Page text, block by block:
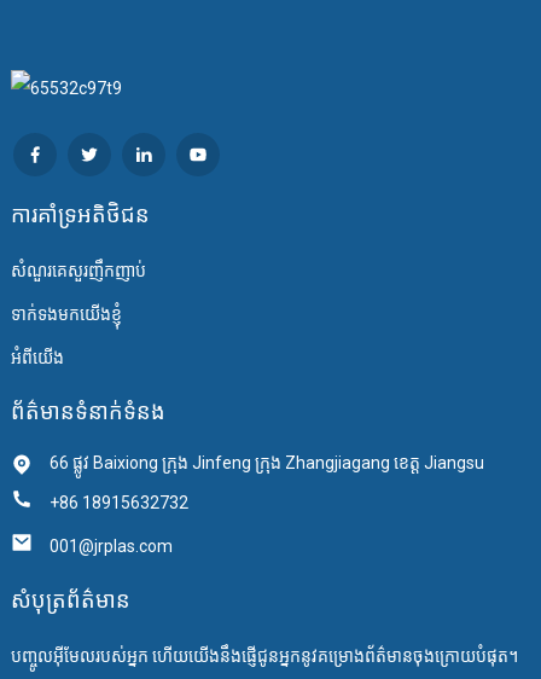
ការគាំទ្រអតិថិជន
សំណួរគេសួរញឹកញាប់
ទាក់ទងមកយើងខ្ញុំ
អំពីយើង
ព័ត៌មានទំនាក់ទំនង
66 ផ្លូវ Baixiong ក្រុង Jinfeng ក្រុង Zhangjiagang ខេត្ត Jiangsu
+86 18915632732
001@jrplas.com
សំបុត្រព័ត៌មាន
បញ្ចូលអ៊ីមែលរបស់អ្នក ហើយយើងនឹងផ្ញើជូនអ្នកនូវគម្រោងព័ត៌មានចុងក្រោយបំផុត។